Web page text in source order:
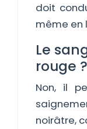
doit
même en
Le
rouge ?
Non, il
noirâtre,